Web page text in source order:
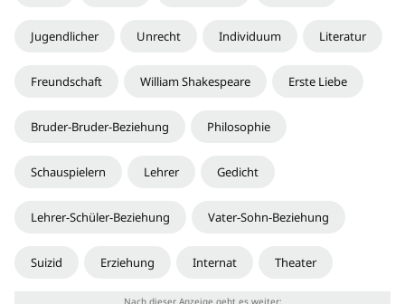
Jugendlicher Unrecht Individuum Literatur
Freundschaft William Shakespeare Erste Liebe
Bruder-Bruder-Beziehung Philosophie
Schauspielern Lehrer Gedicht
Lehrer-Schüler-Beziehung Vater-Sohn-Beziehung
Suizid Erziehung Internat Theater